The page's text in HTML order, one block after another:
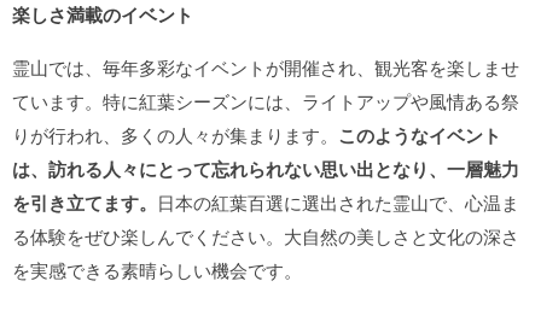
楽しさ満載のイベント
霊山では、毎年多彩なイベントが開催され、観光客を楽しませ
ています。特に紅葉シーズンには、ライトアップや風情ある祭
りが行われ、多くの人々が集まります。 このようなイベント
は、訪れる人々にとって忘れられない思い出となり、一層魅力
を引き立てます。 日本の紅葉百選に選出された霊山で、心温ま
る体験をぜひ楽しんでください。大自然の美しさと文化の深さ
を実感できる素晴らしい機会です。